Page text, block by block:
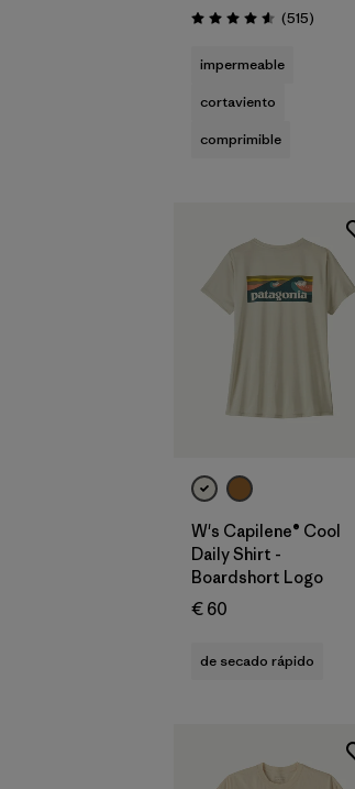
Puntuación: 4.6 / 5
(515Reseñas
)
impermeable
cortaviento
comprimible
W's Capilene® Cool
Daily Shirt -
Boardshort Logo
€ 60
de secado rápido